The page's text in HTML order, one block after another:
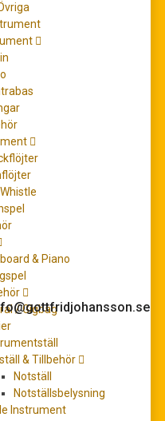
& Piano
/ Gigbag
& Tillbehör
Notställ
Notställsbelysning
Instrument
black high gloss
kr
med köpet?
Telefontider:
Måndag – fredag 10-12